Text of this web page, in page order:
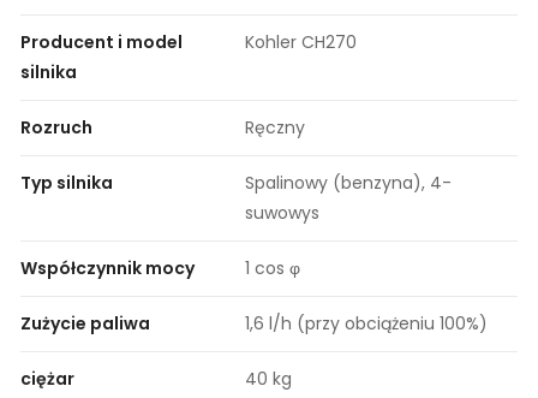
Producent i model
silnika
Kohler CH270
Rozruch Ręczny
Typ silnika
Spalinowy (benzyna), 4-
suwowys
Współczynnik mocy 1 cos φ
Zużycie paliwa 1,6 l/h (przy obciążeniu 100%)
ciężar 40 kg